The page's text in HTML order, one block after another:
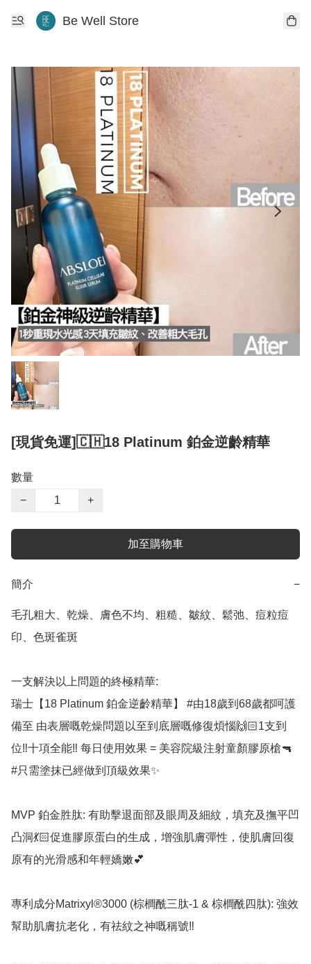
Be Well Store
[現貨免運]🇨🇭18 Platinum 鉑金逆齡精華
數量
−
+
加至購物車
簡介 −
毛孔粗大、乾燥、膚色不均、粗糙、皺紋、鬆弛、痘粒痘
印、色斑雀斑
一支解決以上問題的終極精華:
瑞士【18 Platinum 鉑金逆齡精華】 #由18歲到68歲都呵護
備至 由表層嘅乾燥問題以至到底層嘅修復煩惱🙌🏻1支到
位‼️十項全能‼️ 每日使用效果 = 美容院級注射童顏膠原槍🔫
#只需塗抹已經做到頂級效果✨
MVP 鉑金胜肽: 有助擊退面部及眼周及細紋，填充及撫平凹
凸洞💃🏻促進膠原蛋白的生成，增強肌膚彈性，使肌膚回復
原有的光滑感和年輕嬌嫩💕
專利成分Matrixyl®️3000 (棕櫚酰三肽-1 & 棕櫚酰四肽): 強效
幫助肌膚抗老化，有祛紋之神嘅稱號‼️